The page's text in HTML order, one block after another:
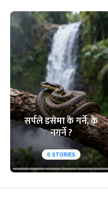
सर्पले डसेमा के गर्ने, के
नगर्ने ?
6 STORIES